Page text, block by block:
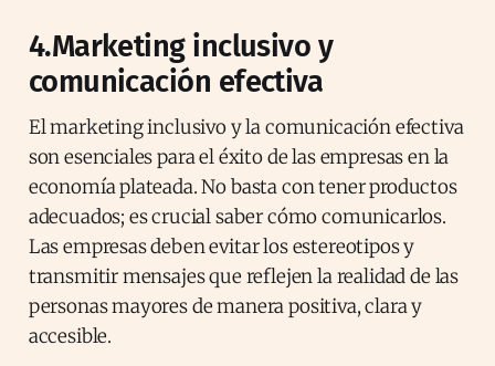
4.Marketing inclusivo y
comunicación efectiva
El marketing inclusivo y la comunicación efectiva
son esenciales para el éxito de las empresas en la
economía plateada. No basta con tener productos
adecuados; es crucial saber cómo comunicarlos.
Las empresas deben evitar los estereotipos y
transmitir mensajes que reflejen la realidad de las
personas mayores de manera positiva, clara y
accesible.